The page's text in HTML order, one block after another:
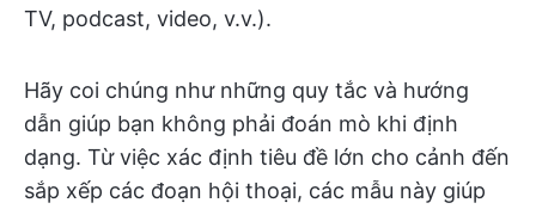
TV, podcast, video, v.v.).
Hãy coi chúng như những quy tắc và hướng
dẫn giúp bạn không phải đoán mò khi định
dạng. Từ việc xác định tiêu đề lớn cho cảnh đến
sắp xếp các đoạn hội thoại, các mẫu này giúp